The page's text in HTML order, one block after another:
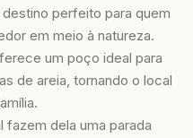
destino perfeito para quem
em meio à natureza.
um poço ideal para
de areia, tornando o local
fazem dela uma parada